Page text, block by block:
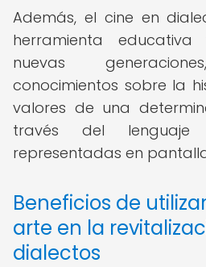
Además, el cine en
herramienta
nuevas
conocimientos sobre la
valores de una
través del
representadas en
Beneficios de
arte en la
dialectos